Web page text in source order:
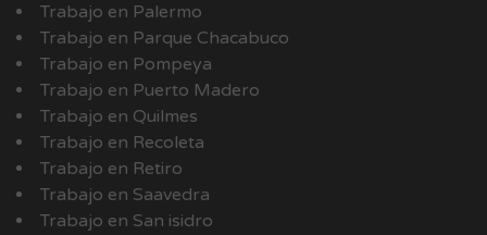
Trabajo en Palermo
Trabajo en Parque Chacabuco
Trabajo en Pompeya
Trabajo en Puerto Madero
Trabajo en Quilmes
Trabajo en Recoleta
Trabajo en Retiro
Trabajo en Saavedra
Trabajo en San isidro